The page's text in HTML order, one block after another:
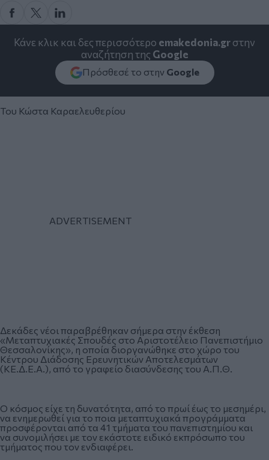
Κάνε κλικ και δες περισσότερο emakedonia.grστην
αναζήτηση της Google
Πρόσθεσέ το στην Google
Του Κώστα Καραελευθερίου
Δεκάδες νέοι παραβρέθηκαν σήμερα στην έκθεση
«Μεταπτυχιακές Σπουδές στο Αριστοτέλειο Πανεπιστήμιο
Θεσσαλονίκης», η οποία διοργανώθηκε στο χώρο του
Κέντρου Διάδοσης Ερευνητικών Αποτελεσμάτων
(ΚΕ.Δ.Ε.Α.), από το γραφείο διασύνδεσης του Α.Π.Θ.
Ο κόσμος είχε τη δυνατότητα, από το πρωί έως το μεσημέρι,
να ενημερωθεί για το ποια μεταπτυχιακά προγράμματα
προσφέρονται από τα 41 τμήματα του πανεπιστημίου και
να συνομιλήσει με τον εκάστοτε ειδικό εκπρόσωπο του
τμήματος που τον ενδιαφέρει.